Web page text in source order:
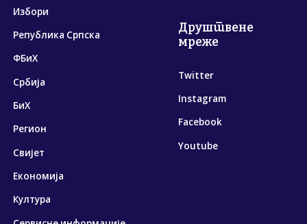
Избори
Република Српска
ФБиХ
Србија
БиХ
Регион
Свијет
Економија
Култура
Друштвене
мреже
Twitter
Instagram
Facebook
Youtube